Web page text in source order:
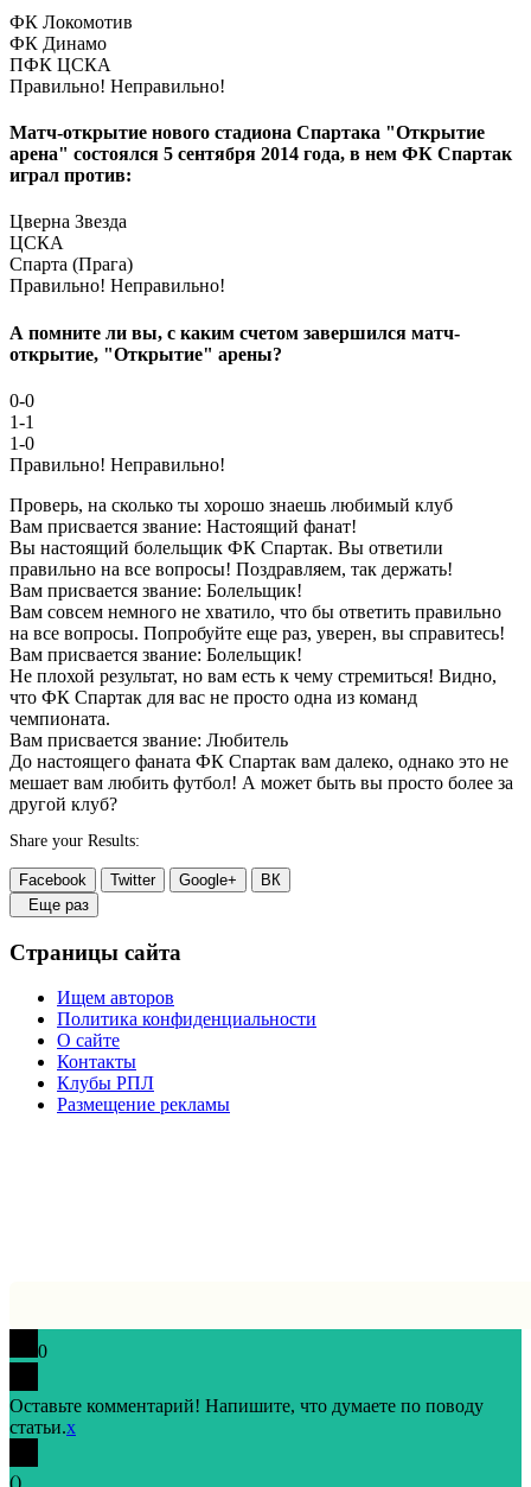
ФК Локомотив
ФК Динамо
ПФК ЦСКА
Правильно! Неправильно!
Матч-открытие нового стадиона Спартака "Открытие
арена" состоялся 5 сентября 2014 года, в нем ФК Спартак
играл против:
Цверна Звезда
ЦСКА
Спарта (Прага)
Правильно! Неправильно!
А помните ли вы, с каким счетом завершился матч-
открытие, "Открытие" арены?
0-0
1-1
1-0
Правильно! Неправильно!
Проверь, на сколько ты хорошо знаешь любимый клуб
Вам присвается звание: Настоящий фанат!
Вы настоящий болельщик ФК Спартак. Вы ответили
правильно на все вопросы! Поздравляем, так держать!
Вам присвается звание: Болельщик!
Вам совсем немного не хватило, что бы ответить правильно
на все вопросы. Попробуйте еще раз, уверен, вы справитесь!
Вам присвается звание: Болельщик!
Не плохой результат, но вам есть к чему стремиться! Видно,
что ФК Спартак для вас не просто одна из команд
чемпионата.
Вам присвается звание: Любитель
До настоящего фаната ФК Спартак вам далеко, однако это не
мешает вам любить футбол! А может быть вы просто более за
другой клуб?
Share your Results:
Facebook Twitter Google+
ВК
Еще раз
Страницы сайта
Ищем авторов
Политика конфиденциальности
О сайте
Контакты
Клубы РПЛ
Размещение рекламы
0
Оставьте комментарий! Напишите, что думаете по поводу
статьи.x
()